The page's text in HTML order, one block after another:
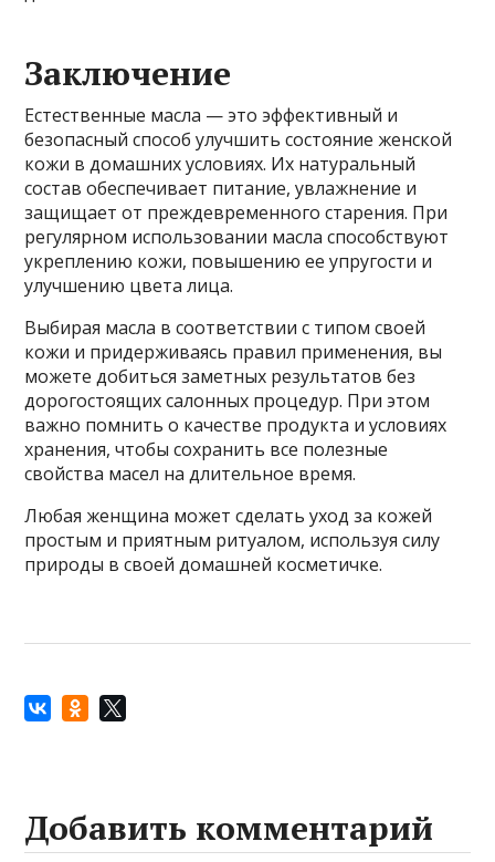
Заключение
Естественные масла — это эффективный и
безопасный способ улучшить состояние женской
кожи в домашних условиях. Их натуральный
состав обеспечивает питание, увлажнение и
защищает от преждевременного старения. При
регулярном использовании масла способствуют
укреплению кожи, повышению ее упругости и
улучшению цвета лица.
Выбирая масла в соответствии с типом своей
кожи и придерживаясь правил применения, вы
можете добиться заметных результатов без
дорогостоящих салонных процедур. При этом
важно помнить о качестве продукта и условиях
хранения, чтобы сохранить все полезные
свойства масел на длительное время.
Любая женщина может сделать уход за кожей
простым и приятным ритуалом, используя силу
природы в своей домашней косметичке.
Добавить комментарий